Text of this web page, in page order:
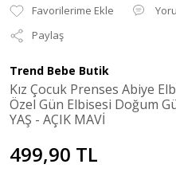
Paylaş
Trend Bebe Butik
Kız Çocuk Prenses Abiye
Özel Gün Elbisesi Doğum
YAŞ - AÇIK MAVİ
499,90 TL